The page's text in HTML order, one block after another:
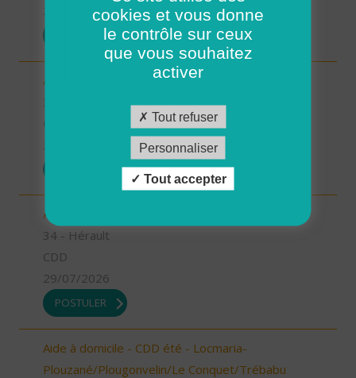
29/07/2026
Aide à domicile MAGALAS (H/F)
Aide Soignant à domicile CAPESTANG (H/F)
34 - Hérault
CDD
29/07/2026
POSTULER
Aide à domicile - CDD été - Locmaria-
Plouzané/Plougonvelin/Le Conquet/Trébabu
cookies et vous donne
le contrôle sur ceux
que vous souhaitez
activer
Tout refuser
Personnaliser
Tout accepter